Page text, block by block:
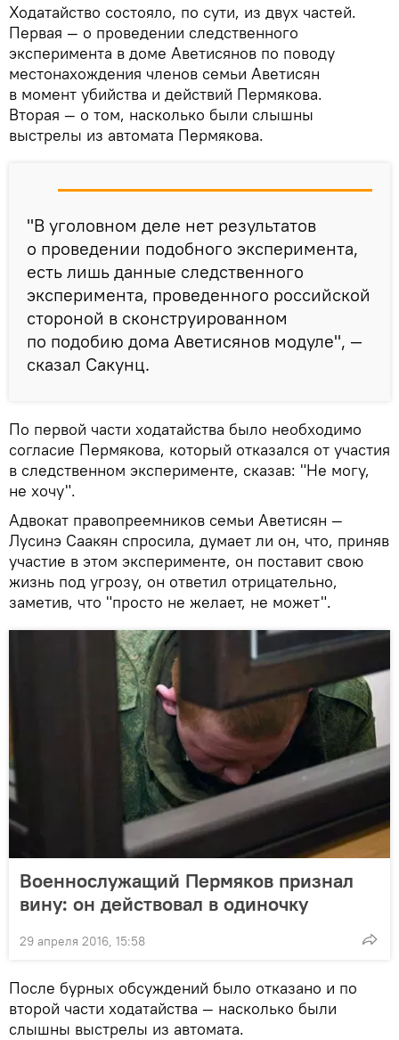
Ходатайство состояло, по сути, из двух частей.
Первая — о проведении следственного
эксперимента в доме Аветисянов по поводу
местонахождения членов семьи Аветисян
в момент убийства и действий Пермякова.
Вторая — о том, насколько были слышны
выстрелы из автомата Пермякова.
"В уголовном деле нет результатов
о проведении подобного эксперимента,
есть лишь данные следственного
эксперимента, проведенного российской
стороной в сконструированном
по подобию дома Аветисянов модуле", —
сказал Сакунц.
По первой части ходатайства было необходимо
согласие Пермякова, который отказался от участия
в следственном эксперименте, сказав: "Не могу,
не хочу".
Адвокат правопреемников семьи Аветисян —
Лусинэ Саакян спросила, думает ли он, что, приняв
участие в этом эксперименте, он поставит свою
жизнь под угрозу, он ответил отрицательно,
заметив, что "просто не желает, не может".
Военнослужащий Пермяков признал
вину: он действовал в одиночку
29 апреля 2016, 15:58
После бурных обсуждений было отказано и по
второй части ходатайства — насколько были
слышны выстрелы из автомата.